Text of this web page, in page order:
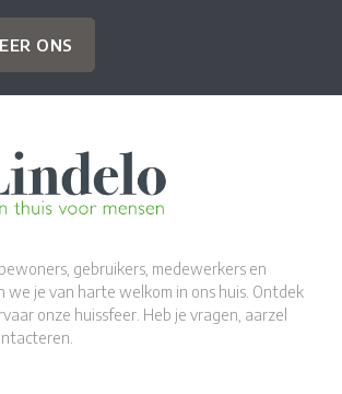
ONS
gebruikers, medewerkers en
we je van harte welkom in ons huis. Ontdek
onze huissfeer. Heb je vragen, aarzel